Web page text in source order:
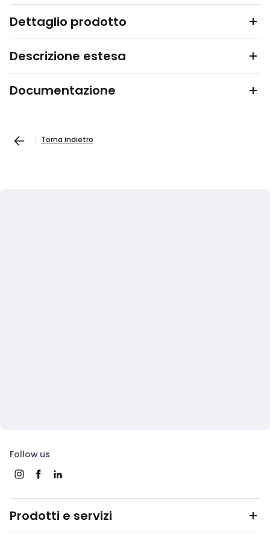
Dettaglio prodotto
Descrizione estesa
Documentazione
Torna indietro
Follow us
Prodotti e servizi